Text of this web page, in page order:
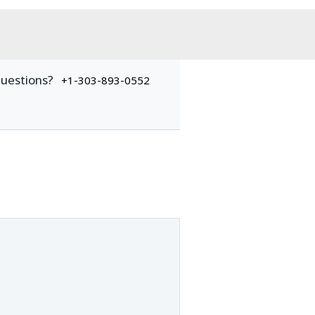
+1-303-893-0552